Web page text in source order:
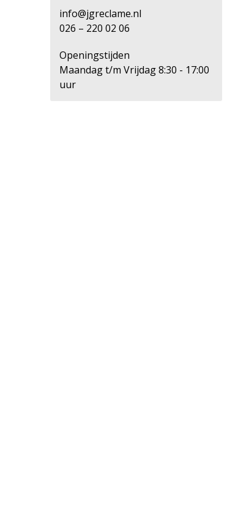
info@jgreclame.nl
026 – 220 02 06
Openingstijden
Maandag t/m Vrijdag 8:30 - 17:00
uur